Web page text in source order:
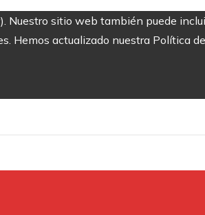
Nuestro sitio web también puede
Hemos actualizado nuestra Política